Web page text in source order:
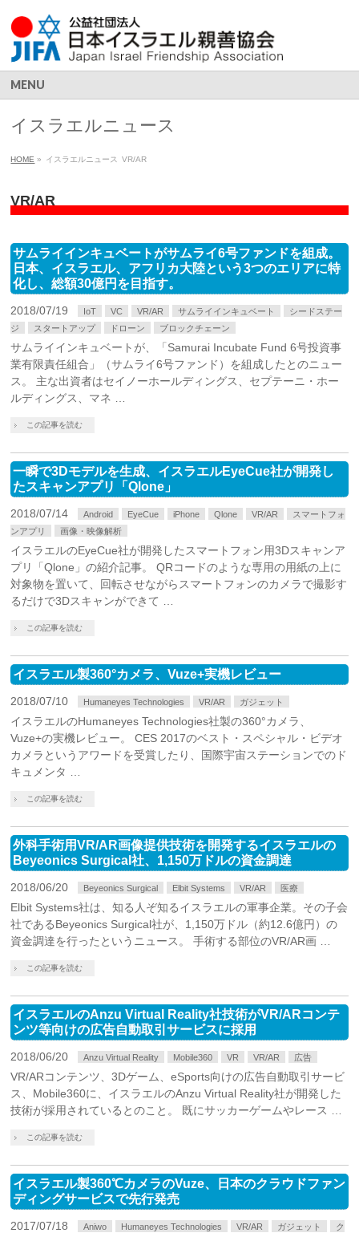
MENU
イスラエルニュース
HOME » イスラエルニュース VR/AR
VR/AR
サムライインキュベートがサムライ6号ファンドを組成。
日本、イスラエル、アフリカ大陸という3つのエリアに特
化し、総額30億円を目指す。
2018/07/19 IoT VC VR/AR サムライインキュベート
シードステー
ジ
スタートアップ ドローン ブロックチェーン
サムライインキュベートが、「Samurai Incubate Fund 6号投資事
業有限責任組合」（サムライ6号ファンド）を組成したとのニュー
ス。 主な出資者はセイノーホールディングス、セプテーニ・ホー
ルディングス、マネ …
この記事を読む
一瞬で3Dモデルを生成、イスラエルEyeCue社が開発し
たスキャンアプリ「Qlone」
2018/07/14 Android EyeCue iPhone Qlone VR/AR
スマートフォ
ンアプリ
画像・映像解析
イスラエルのEyeCue社が開発したスマートフォン用3Dスキャンア
プリ「Qlone」の紹介記事。 QRコードのような専用の用紙の上に
対象物を置いて、回転させながらスマートフォンのカメラで撮影す
るだけで3Dスキャンができて …
この記事を読む
イスラエル製360°カメラ、Vuze+実機レビュー
2018/07/10 Humaneyes Technologies VR/AR ガジェット
イスラエルのHumaneyes Technologies社製の360°カメラ、
Vuze+の実機レビュー。 CES 2017のベスト・スペシャル・ビデオ
カメラというアワードを受賞したり、国際宇宙ステーションでのド
キュメンタ …
この記事を読む
外科手術用VR/AR画像提供技術を開発するイスラエルの
Beyeonics Surgical社、1,150万ドルの資金調達
2018/06/20 Beyeonics Surgical Elbit Systems VR/AR 医療
Elbit Systems社は、知る人ぞ知るイスラエルの軍事企業。その子会
社であるBeyeonics Surgical社が、1,150万ドル（約12.6億円）の
資金調達を行ったというニュース。 手術する部位のVR/AR画 …
この記事を読む
イスラエルのAnzu Virtual Reality社技術がVR/ARコンテ
ンツ等向けの広告自動取引サービスに採用
2018/06/20 Anzu Virtual Reality Mobile360 VR VR/AR 広告
VR/ARコンテンツ、3Dゲーム、eSports向けの広告自動取引サービ
ス、Mobile360に、イスラエルのAnzu Virtual Reality社が開発した
技術が採用されているとのこと。 既にサッカーゲームやレース …
この記事を読む
イスラエル製360℃カメラのVuze、日本のクラウドファン
ディングサービスで先行発売
2017/07/18 Aniwo Humaneyes Technologies VR/AR ガジェット
ク